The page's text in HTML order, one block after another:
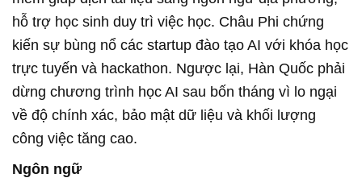
hỗ trợ học sinh duy trì việc học. Châu Phi chứng
kiến sự bùng nổ các startup đào tạo AI với khóa học
trực tuyến và hackathon. Ngược lại, Hàn Quốc phải
dừng chương trình học AI sau bốn tháng vì lo ngại
về độ chính xác, bảo mật dữ liệu và khối lượng
công việc tăng cao.
Ngôn ngữ